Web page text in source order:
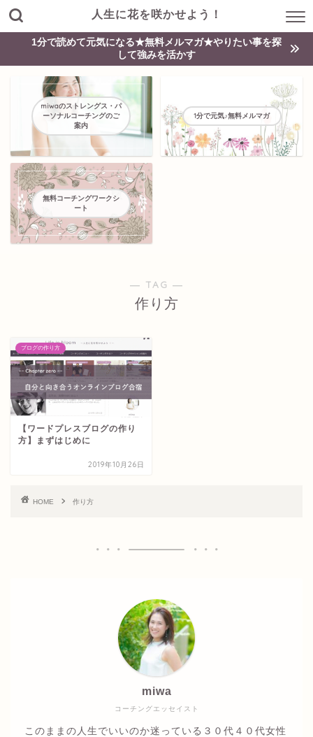
人生に花を咲かせよう！
1分で読めて元気になる★無料メルマガ★やりたい事を探
して強みを活かす
miwaのストレングス・パ
ーソナルコーチングのご
案内
1分で元気♪無料メルマガ
無料コーチングワークシ
ート
― TAG ―
作り方
ブログの作り方
【ワードプレスブログの作り
方】まずはじめに
2019年10月26日
HOME 作り方
コーチングエッセイスト
miwa
このままの人生でいいのか迷っている３０代４０代女性